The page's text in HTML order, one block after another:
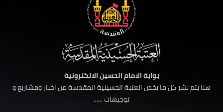
بوابة الامام الحسين الالكترونية
هنا يتم نشر كل ما يخص العتبة الحسينية المقدسة من اخبار ومشاريع و
توجيهات ......